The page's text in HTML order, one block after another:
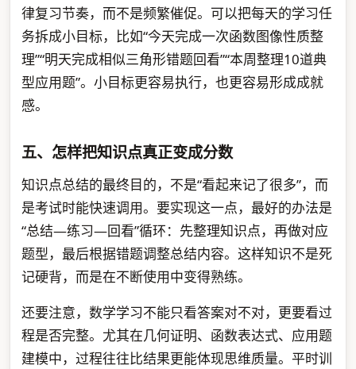
律复习节奏，而不是频繁催促。可以把每天的学习任
务拆成小目标，比如“今天完成一次函数图像性质整
理”“明天完成相似三角形错题回看”“本周整理10道典
型应用题”。小目标更容易执行，也更容易形成成就
感。
五、怎样把知识点真正变成分数
知识点总结的最终目的，不是“看起来记了很多”，而
是考试时能快速调用。要实现这一点，最好的办法是
“总结—练习—回看”循环：先整理知识点，再做对应
题型，最后根据错题调整总结内容。这样知识不是死
记硬背，而是在不断使用中变得熟练。
还要注意，数学学习不能只看答案对不对，更要看过
程是否完整。尤其在几何证明、函数表达式、应用题
建模中，过程往往比结果更能体现思维质量。平时训